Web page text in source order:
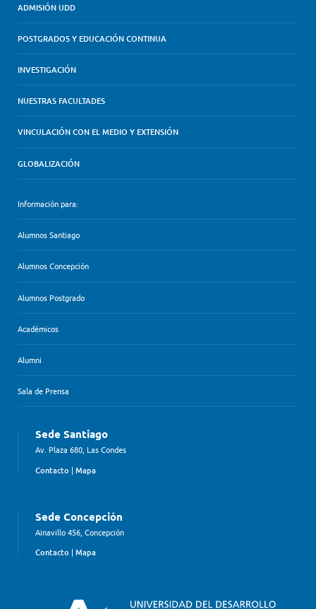
ADMISIÓN UDD
POSTGRADOS Y EDUCACIÓN CONTINUA
INVESTIGACIÓN
NUESTRAS FACULTADES
VINCULACIÓN CON EL MEDIO Y EXTENSIÓN
GLOBALIZACIÓN
Información para:
Alumnos Santiago
Alumnos Concepción
Alumnos Postgrado
Académicos
Alumni
Sala de Prensa
Sede Santiago
Av. Plaza 680, Las Condes
Contacto | Mapa
Sede Concepción
Ainavillo 456, Concepción
Contacto | Mapa